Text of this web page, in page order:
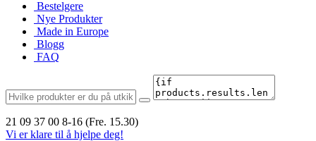
Bestelgere
Nye Produkter
Made in Europe
Blogg
FAQ
21 09 37 00 8-16 (Fre. 15.30)
Vi er klare til å hjelpe deg!